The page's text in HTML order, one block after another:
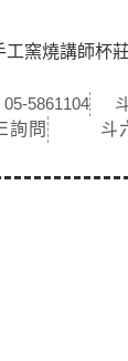
工窯燒講師杯
5861104
詢問
斗